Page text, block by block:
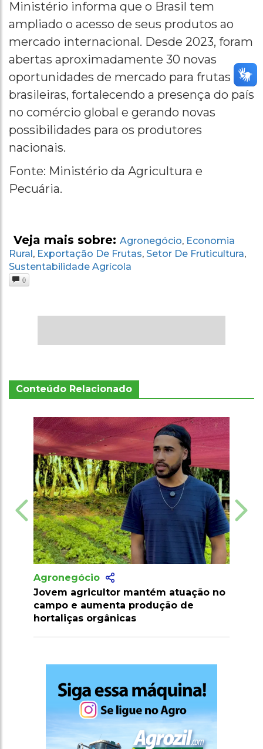
Ministério informa que o Brasil tem
ampliado o acesso de seus produtos ao
mercado internacional. Desde 2023, foram
abertas aproximadamente 30 novas
oportunidades de mercado para frutas
brasileiras, fortalecendo a presença do país
no comércio global e gerando novas
possibilidades para os produtores
nacionais.
Fonte: Ministério da Agricultura e
Pecuária.
Veja mais sobre: Agronegócio, Economia
Rural , Exportação De Frutas, Setor De Fruticultura,
Sustentabilidade Agrícola
0
Conteúdo Relacionado
Agronegócio
Produtor amplia cultivo de hortaliças
com apoio técnico e irrigação